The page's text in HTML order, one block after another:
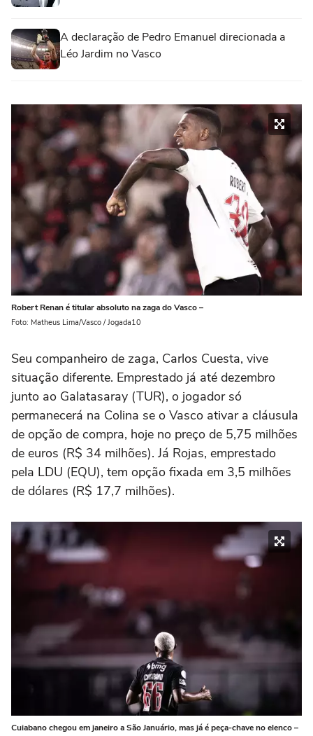
A declaração de Pedro Emanuel direcionada a
Léo Jardim no Vasco
Robert Renan é titular absoluto na zaga do Vasco –
Foto: Matheus Lima/Vasco / Jogada10
Seu companheiro de zaga, Carlos Cuesta, vive
situação diferente. Emprestado já até dezembro
junto ao Galatasaray (TUR), o jogador só
permanecerá na Colina se o Vasco ativar a cláusula
de opção de compra, hoje no preço de 5,75 milhões
de euros (R$ 34 milhões). Já Rojas, emprestado
pela LDU (EQU), tem opção fixada em 3,5 milhões
de dólares (R$ 17,7 milhões).
Cuiabano chegou em janeiro a São Januário, mas já é peça-chave no elenco –